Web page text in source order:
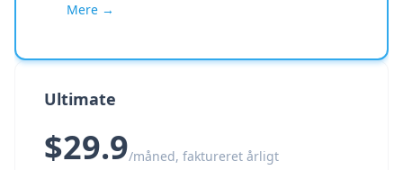
Mere →
Ultimate
$29.9/måned, faktureret årligt